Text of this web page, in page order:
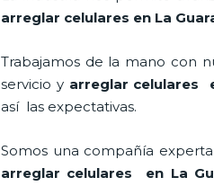
arreglar celulares en La
Trabajamos de la mano con
servicio y arreglar celulares
así las expectativas.
Somos una compañía
arreglar celulares en La